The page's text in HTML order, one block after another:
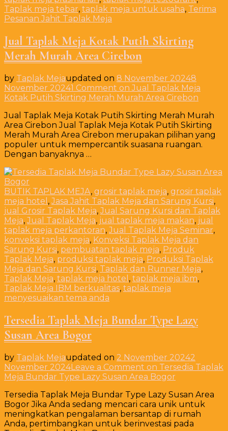
Taplak meja tebar, taplak meja untuk usaha, Terima
Pesanan Jahit Taplak Meja
Jual Taplak Meja Kotak Putih Skirting
Merah Murah Area Cirebon
by Taplak Mejaupdated on 8 November 20248
November 20241 Comment on Jual Taplak Meja
Kotak Putih Skirting Merah Murah Area Cirebon
Jual Taplak Meja Kotak Putih Skirting Merah Murah
Area Cirebon Jual Taplak Meja Kotak Putih Skirting
Merah Murah Area Cirebon merupakan pilihan yang
populer untuk mempercantik suasana ruangan.
Dengan banyaknya …
BUTIK TAPLAK MEJA, grosir taplak meja, grosir taplak
meja hotel ,Jasa Jahit Taplak Meja dan Sarung Kursi,
jual Grosir Taplak Meja,Jual Sarung Kursi dan Taplak
Meja,Jual Taplak Meja, jual taplak meja makan, jual
taplak meja perkantoran,Jual Taplak Meja Seminar,
konveksi taplak meja, Konveksi Taplak Meja dan
Sarung Kursi, pembuatan taplak meja, Produk
Taplak Meja, produksi taplak meja, Produksi Taplak
Meja dan Sarung Kursi, Taplak dan Runner Meja,
Taplak Meja, taplak meja hotel , taplak meja ibm,
Taplak Meja IBM berkualitas, taplak meja
menyesuaikan tema anda
Tersedia Taplak Meja Bundar Type Lazy
Susan Area Bogor
by Taplak Mejaupdated on 2 November 20242
November 2024Leave a Comment on Tersedia Taplak
Meja Bundar Type Lazy Susan Area Bogor
Tersedia Taplak Meja Bundar Type Lazy Susan Area
Bogor Jika Anda sedang mencari cara unik untuk
meningkatkan pengalaman bersantap di rumah
Anda, pertimbangkan untuk berinvestasi pada